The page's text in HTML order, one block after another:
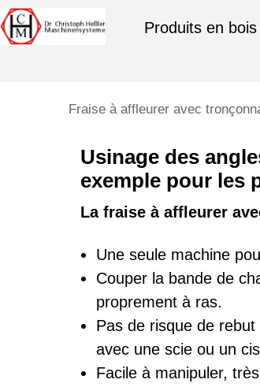
Produits en bois
Fraise à affleurer avec
Usinage des
exemple pour les
La fraise à affleurer
Une seule machine
Couper la bande de
proprement à ras.
Pas de risque de
avec une scie ou un
Facile à manipuler,